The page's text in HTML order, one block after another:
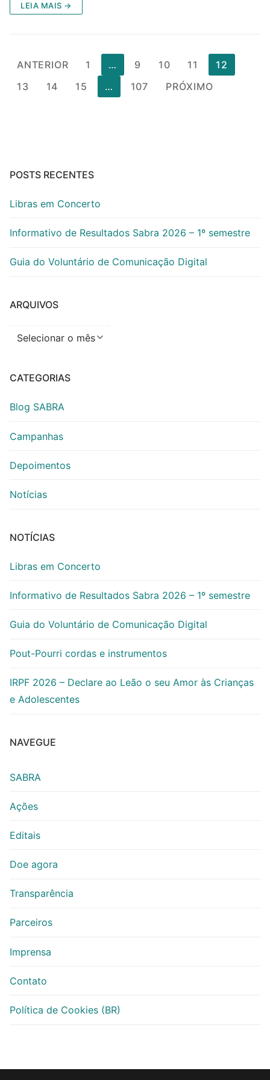
LEIA MAIS →
Paginação
de
ANTERIOR 1 … 9 10 11
12
13
14 15 … 107 PRÓXIMO
POSTS RECENTES
Libras em Concerto
Informativo de Resultados Sabra 2026 – 1º semestre
Guia do Voluntário de Comunicação Digital
ARQUIVOS
Arquivos
CATEGORIAS
Blog SABRA
Campanhas
Depoimentos
Notícias
NOTÍCIAS
Libras em Concerto
Informativo de Resultados Sabra 2026 – 1º semestre
Guia do Voluntário de Comunicação Digital
Pout-Pourri cordas e instrumentos
IRPF 2026 – Declare ao Leão o seu Amor às Crianças
e Adolescentes
NAVEGUE
SABRA
Ações
Editais
Doe agora
Transparência
Parceiros
Imprensa
Contato
Política de Cookies (BR)